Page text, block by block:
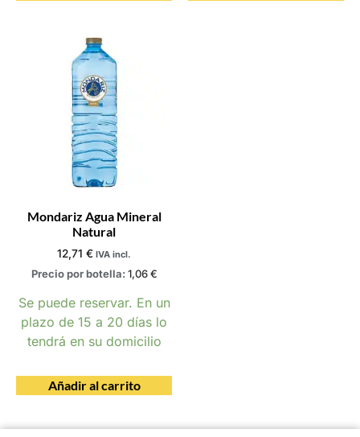
Mondariz Agua Mineral
Natural
12,71 € IVA incl.
Precio por botella: 1,06€
Se puede reservar. En un
plazo de 15 a 20 días lo
tendrá en su domicilio
Añadir al carrito